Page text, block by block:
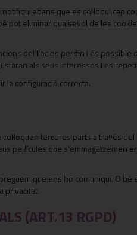
abans que es col·loqui cap
pot eliminar qualsevol de les
del lloc es perdin i és possible
als seus interessos i es
la configuració correcta.
terceres parts a través
pel·lícules que s'emmagatzemen
que ens ho comuniqui. O bé
privacitat.
(ART.13 RGPD)